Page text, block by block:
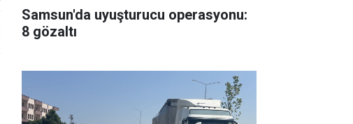
Samsun'da uyuşturucu operasyonu:
8 gözaltı